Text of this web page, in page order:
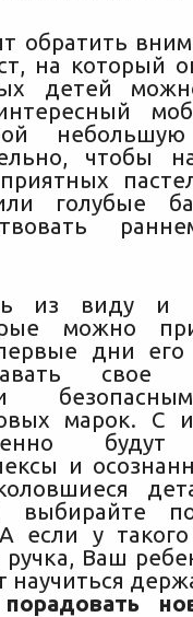
обратить
на который
детей
чтобы
голубые
из виду и
можно
дни
свое
марок. С
будут
и
выбирайте
если у
Ваш
научиться